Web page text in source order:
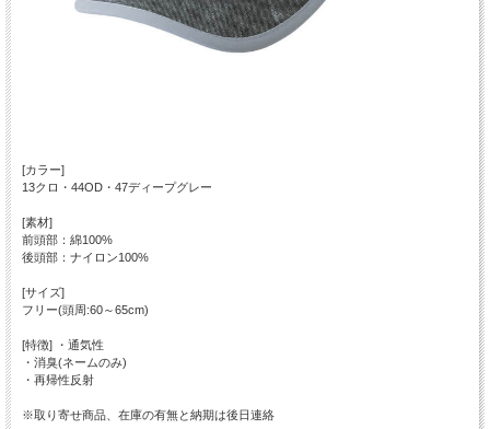
[カラー]
13クロ・44OD・47ディープグレー
[素材]
前頭部：綿100%
後頭部：ナイロン100%
[サイズ]
フリー(頭周:60～65cm)
[特徴] ・通気性
・消臭(ネームのみ)
・再帰性反射
※取り寄せ商品、在庫の有無と納期は後日連絡